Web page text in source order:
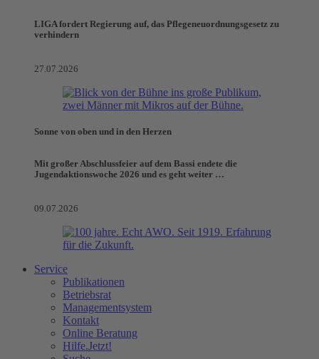
LIGA fordert Regierung auf, das Pflegeneuordnungsgesetz zu
verhindern
27.07.2026
Sonne von oben und in den Herzen
Mit großer Abschlussfeier auf dem Bassi endete die
Jugendaktionswoche 2026 und es geht weiter …
09.07.2026
Service
Publikationen
Betriebsrat
Managementsystem
Kontakt
Online Beratung
Hilfe.Jetzt!